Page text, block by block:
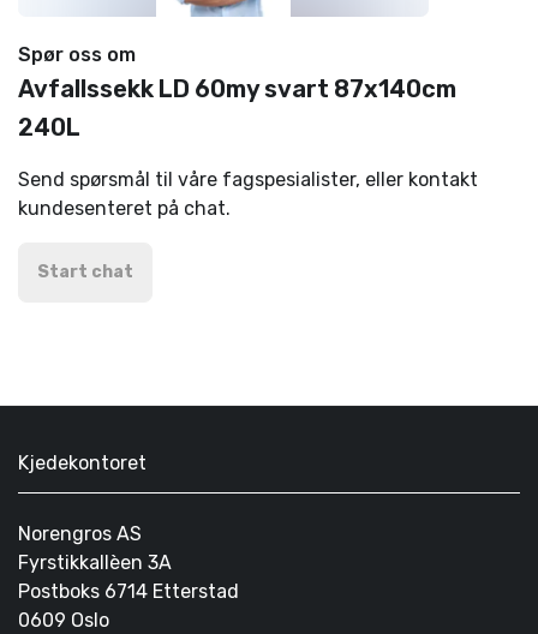
Spør oss om
Avfallssekk LD 60my svart 87x140cm
240L
Send spørsmål til våre fagspesialister, eller kontakt
kundesenteret på chat.
Start chat
Kjedekontoret
Norengros AS
Fyrstikkallèen 3A
Postboks 6714 Etterstad
0609 Oslo